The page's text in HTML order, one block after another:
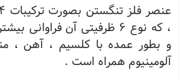
و بطور عمده با کلسیم ، آهن ،
آلومینیوم همراه است .